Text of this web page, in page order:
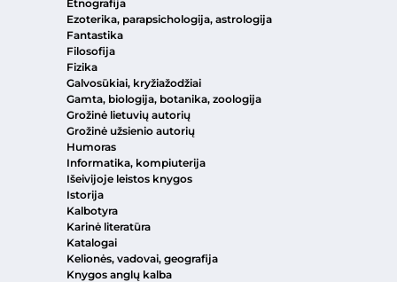
Etnografija
Ezoterika, parapsichologija, astrologija
Fantastika
Filosofija
Fizika
Galvosūkiai, kryžiažodžiai
Gamta, biologija, botanika, zoologija
Grožinė lietuvių autorių
Grožinė užsienio autorių
Humoras
Informatika, kompiuterija
Išeivijoje leistos knygos
Istorija
Kalbotyra
Karinė literatūra
Katalogai
Kelionės, vadovai, geografija
Knygos anglų kalba